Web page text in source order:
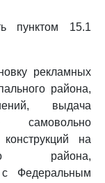
пунктом 15.1
рекламных
района,
выдача
самовольно
на
района,
с Федеральным